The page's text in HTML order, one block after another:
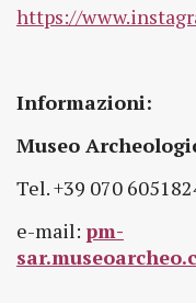
https://
Informazioni:
Museo
Tel. +39 070
e-mail: pm-